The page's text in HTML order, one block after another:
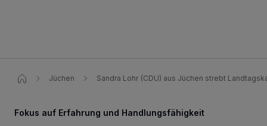
Jüchen Sandra Lohr (CDU) aus Jüchen strebt
Fokus auf Erfahrung und Handlungsfähigkeit